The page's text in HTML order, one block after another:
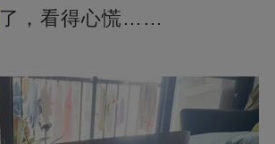
了，看得心慌……